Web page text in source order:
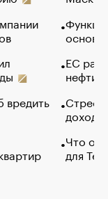
вредить
основ
ЕС
нефти
Что
для